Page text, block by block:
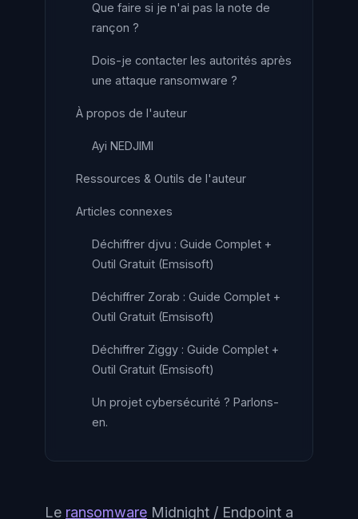
Que faire si je n'ai pas la note de
rançon ?
Dois-je contacter les autorités après
une attaque ransomware ?
À propos de l'auteur
Ayi NEDJIMI
Ressources & Outils de l'auteur
Articles connexes
Déchiffrer djvu : Guide Complet +
Outil Gratuit (Emsisoft)
Déchiffrer Zorab : Guide Complet +
Outil Gratuit (Emsisoft)
Déchiffrer Ziggy : Guide Complet +
Outil Gratuit (Emsisoft)
Un projet cybersécurité ? Parlons-
en.
Le ransomware Midnight / Endpoint a